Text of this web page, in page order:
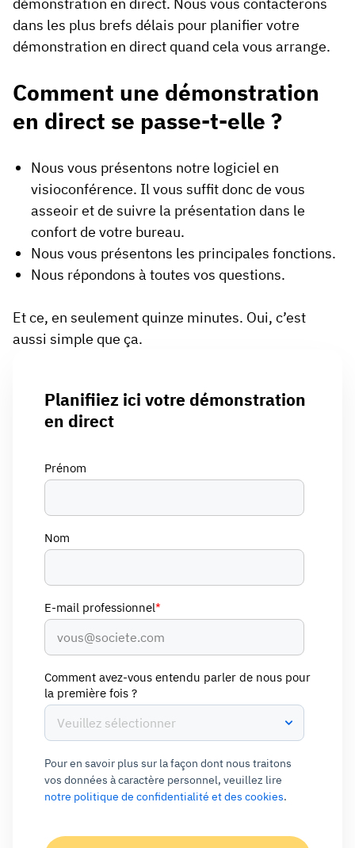
démonstration en direct. Nous vous contacterons
dans les plus brefs délais pour planifier votre
démonstration en direct quand cela vous arrange.
Comment une démonstration
en direct se passe-t-elle ?
Nous vous présentons notre logiciel en
visioconférence. Il vous suffit donc de vous
asseoir et de suivre la présentation dans le
confort de votre bureau.
Nous vous présentons les principales fonctions.
Nous répondons à toutes vos questions.
Et ce, en seulement quinze minutes. Oui, c’est
aussi simple que ça.
Planifiiez ici votre démonstration
en direct
Prénom
Nom
E-mail professionnel*
Comment avez-vous entendu parler de nous pour
la première fois ?
Pour en savoir plus sur la façon dont nous traitons
vos données à caractère personnel, veuillez lire
notre politique de confidentialité et des cookies.